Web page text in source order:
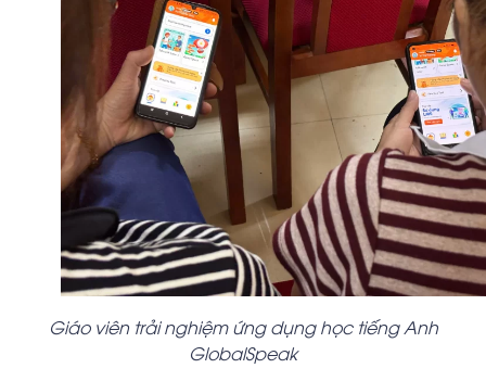
Giáo viên trải nghiệm ứng dụng học tiếng Anh
GlobalSpeak